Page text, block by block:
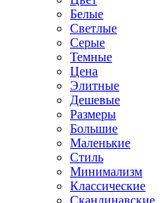
Белые
Светлые
Серые
Темные
Цена
Элитные
Дешевые
Размеры
Большие
Маленькие
Стиль
Минимализм
Классические
Скандинавские